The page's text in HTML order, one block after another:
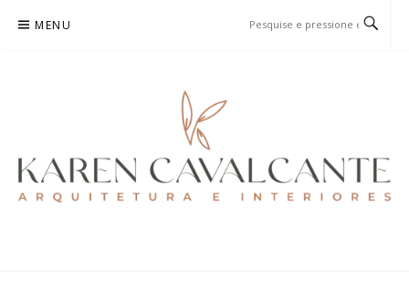
para
MENU